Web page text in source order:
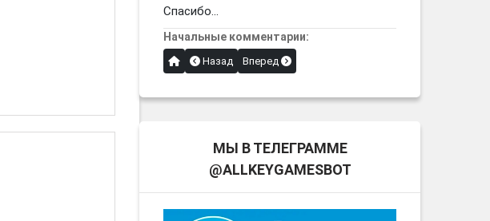
Спасибо...
Начальные комментарии:
Назад Вперед
МЫ В ТЕЛЕГРАММЕ
@ALLKEYGAMESBOT